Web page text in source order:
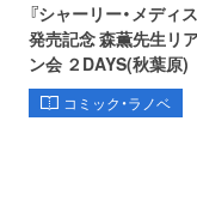
『シャーリー・メディ
発売記念 森薫先生リ
ン会 ２DAYS(秋葉原)
コミック・ラノベ